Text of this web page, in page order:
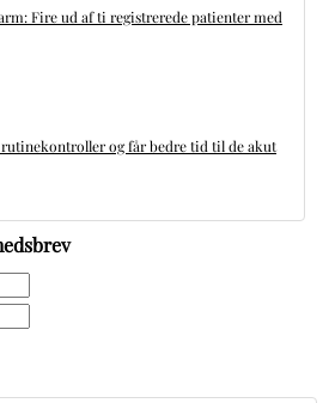
Fire ud af ti registrerede patienter med
og får bedre tid til de akut